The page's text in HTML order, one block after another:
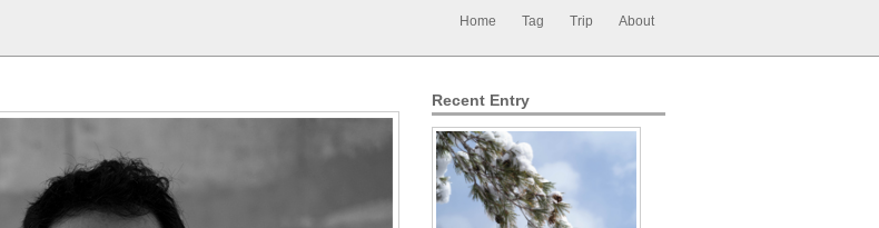
Home Tag Trip About
Recent Entry